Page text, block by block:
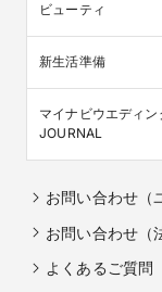
ビューティ
新生活準備
マイナビウエディン
JOURNAL
お問い合わせ（
お問い合わせ（
よくあるご質問